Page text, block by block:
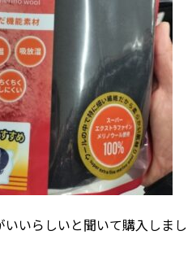
いらしいと聞いて購入しまし